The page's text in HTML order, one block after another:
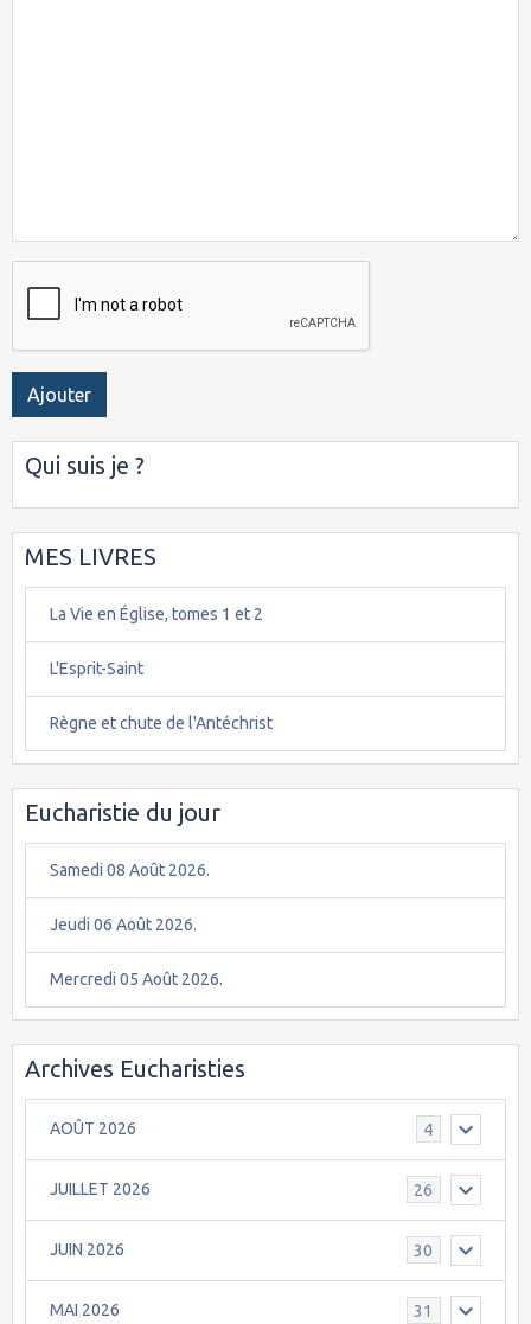
Ajouter
Qui suis je ?
MES LIVRES
La Vie en Église, tomes 1 et 2
L'Esprit-Saint
Règne et chute de l'Antéchrist
Eucharistie du jour
Samedi 08 Août 2026.
Jeudi 06 Août 2026.
Mercredi 05 Août 2026.
Archives Eucharisties
AOÛT 2026 4
JUILLET 2026 26
JUIN 2026 30
MAI 2026 31